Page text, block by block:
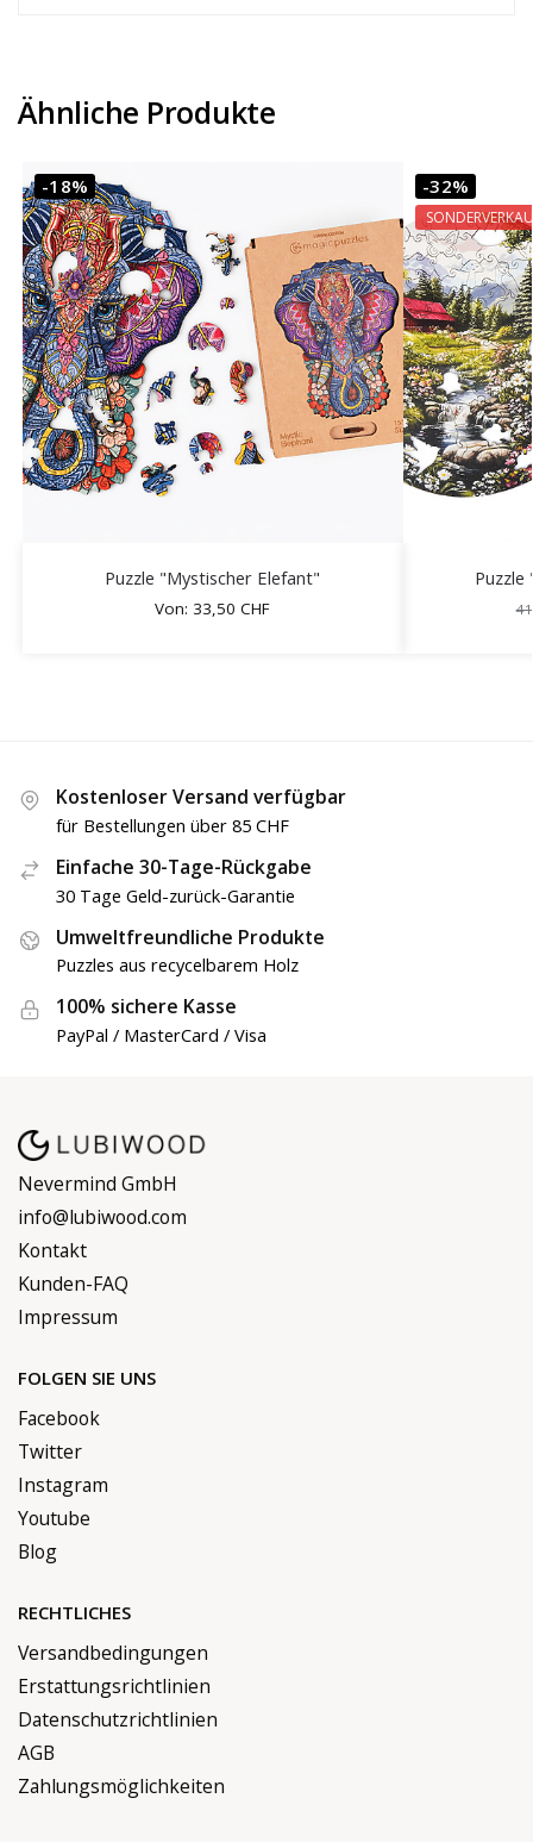
Ähnliche Produkte
-18%
Puzzle "Mystischer Elefant"
Von: 33,50CHF
-32%
Kostenloser Versand verfügbar
für Bestellungen über 85 CHF
Einfache 30-Tage-Rückgabe
30 Tage Geld-zurück-Garantie
Umweltfreundliche Produkte
Puzzles aus recycelbarem Holz
100% sichere Kasse
PayPal / MasterCard / Visa
Nevermind GmbH
info@lubiwood.com
Kontakt
Kunden-FAQ
Impressum
FOLGEN SIE UNS
Facebook
Twitter
Instagram
Youtube
Blog
RECHTLICHES
Versandbedingungen
Erstattungsrichtlinien
Datenschutzrichtlinien
AGB
Zahlungsmöglichkeiten